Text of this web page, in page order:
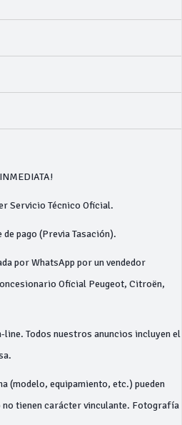
Servicio Técnico Oficial.
pago (Previa Tasación).
por WhatsApp por un vendedor
Oficial Peugeot, Citroën,
line. Todos nuestros anuncios incluyen el
(modelo, equipamiento, etc.) pueden
tienen carácter vinculante. Fotografía